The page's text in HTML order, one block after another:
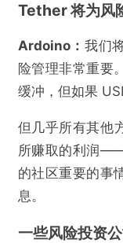
Tether 将为风
Ardoino： 我们
险管理非常重要
缓冲，但如果
但几乎所有其
所赚取的利润
的社区重要的事
息。
一些风险投资